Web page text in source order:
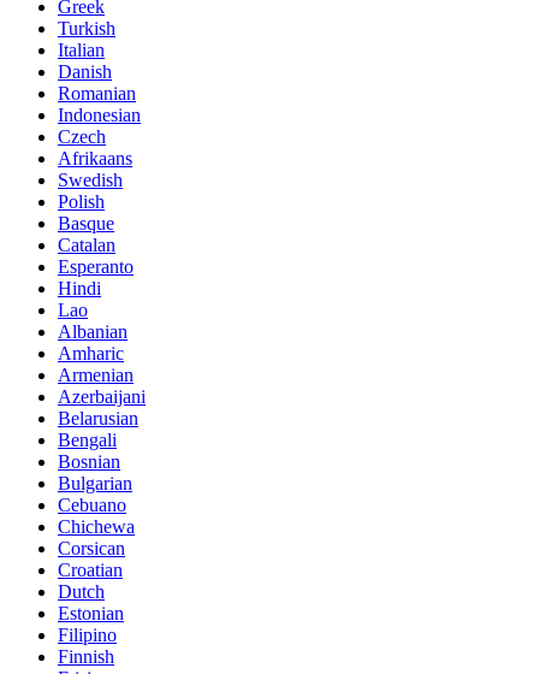
Greek
Turkish
Italian
Danish
Romanian
Indonesian
Czech
Afrikaans
Swedish
Polish
Basque
Catalan
Esperanto
Hindi
Lao
Albanian
Amharic
Armenian
Azerbaijani
Belarusian
Bengali
Bosnian
Bulgarian
Cebuano
Chichewa
Corsican
Croatian
Dutch
Estonian
Filipino
Finnish